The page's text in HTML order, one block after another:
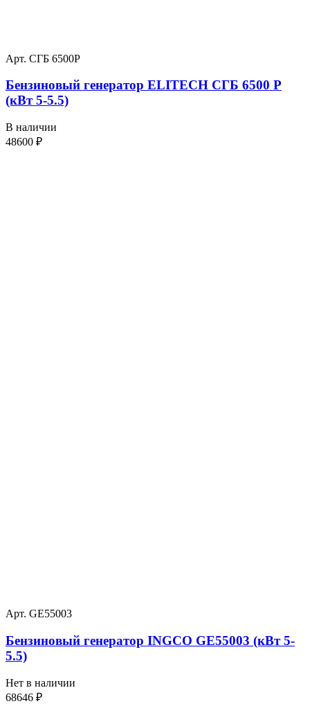
Арт. СГБ 6500Р
Бензиновый генератор ELITECH СГБ 6500 Р
(кВт 5-5.5)
В наличии
48600 ₽
Арт. GE55003
Бензиновый генератор INGCO GE55003 (кВт 5-
5.5)
Нет в наличии
68646 ₽